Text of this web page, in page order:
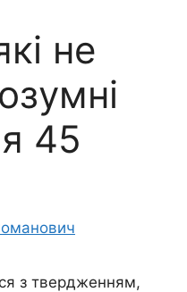
не
45
з твердженням,